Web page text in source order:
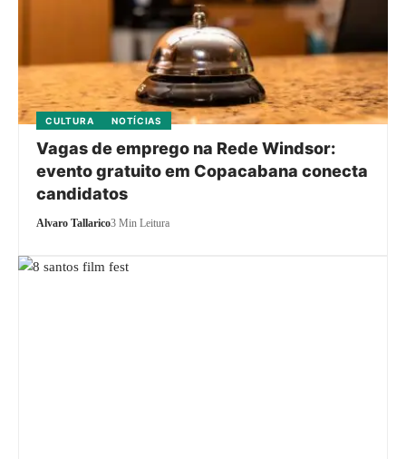
CULTURA NOTÍCIAS
Vagas de emprego na Rede Windsor:
evento gratuito em Copacabana conecta
candidatos
Alvaro Tallarico3 Min Leitura